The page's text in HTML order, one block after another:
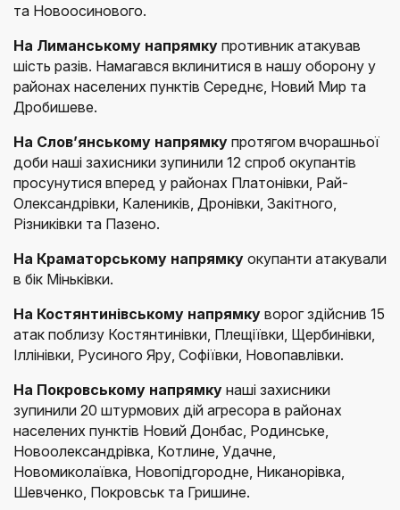
та Новоосинового.
На Лиманському напрямку противник атакував
шість разів. Намагався вклинитися в нашу оборону у
районах населених пунктів Середнє, Новий Мир та
Дробишеве.
На Слов’янському напрямку протягом вчорашньої
доби наші захисники зупинили 12 спроб окупантів
просунутися вперед у районах Платонівки, Рай-
Олександрівки, Калеників, Дронівки, Закітного,
Різниківки та Пазено.
На Краматорському напрямку окупанти атакували
в бік Міньківки.
На Костянтинівському напрямку ворог здійснив 15
атак поблизу Костянтинівки, Плещіївки, Щербинівки,
Іллінівки, Русиного Яру, Софіївки, Новопавлівки.
На Покровському напрямку наші захисники
зупинили 20 штурмових дій агресора в районах
населених пунктів Новий Донбас, Родинське,
Новоолександрівка, Котлине, Удачне,
Новомиколаївка, Новопідгородне, Никанорівка,
Шевченко, Покровськ та Гришине.